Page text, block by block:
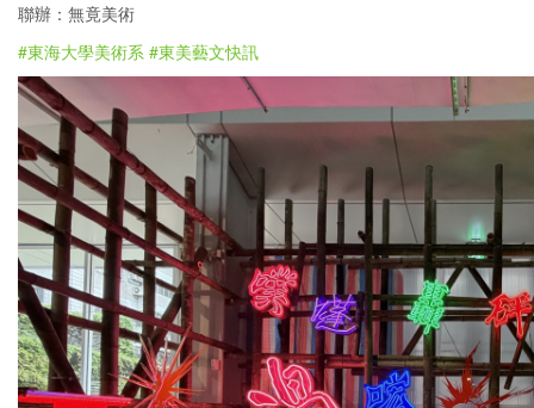
聯辦：無竟美術
#東海大學美術系 #東美藝文快訊